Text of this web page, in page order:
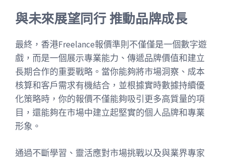
與未來展望同行 推動品牌成長
最終，香港Freelance報價準則不僅僅是一個數字遊
戲，而是一個展示專業能力、傳遞品牌價值和建立
長期合作的重要戰略。當你能夠將市場洞察、成本
核算和客戶需求有機結合，並根據實時數據持續優
化策略時，你的報價不僅能夠吸引更多高質量的項
目，還能夠在市場中建立起堅實的個人品牌和專業
形象。
通過不斷學習、靈活應對市場挑戰以及與業界專家